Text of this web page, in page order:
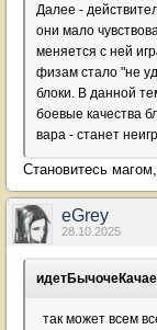
Далее -
они мало
меняется с ней
физам стало "не
блоки. В данной
боевые качества
вара - станет
Становитесь
eGrey
28.10.2025
так может всем